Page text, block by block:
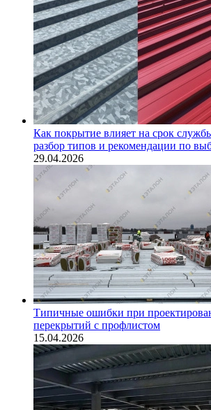
Как покрытие влияет на срок
разбор типов и рекомендации по
29.04.2026
Типичные ошибки при
перекрытий с профлистом
15.04.2026